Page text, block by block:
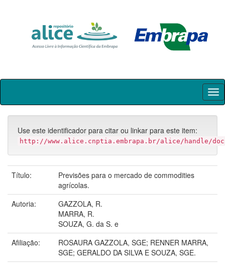
Skip
Use este identificador para citar ou linkar para este item:
http://www.alice.cnptia.embrapa.br/alice/handle/
Título:
Previsões para o mercado de commodities
agrícolas.
Autoria:
GAZZOLA, R.
MARRA, R.
SOUZA, G. da S. e
Afiliação:
ROSAURA GAZZOLA, SGE; RENNER MARRA,
SGE; GERALDO DA SILVA E SOUZA, SGE.